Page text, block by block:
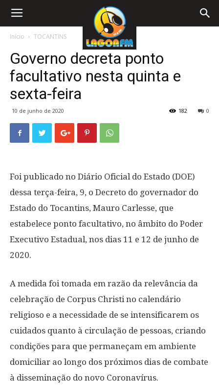
Início TOCANTINS
Governo decreta ponto
facultativo nesta quinta e
sexta-feira
10 de junho de 2020 0
182
Foi publicado no Diário Oficial do Estado (DOE)
dessa terça-feira, 9, o Decreto do governador do
Estado do Tocantins, Mauro Carlesse, que
estabelece ponto facultativo, no âmbito do Poder
Executivo Estadual, nos dias 11 e 12 de junho de
2020.
A medida foi tomada em razão da relevância da
celebração de Corpus Christi no calendário
religioso e a necessidade de se intensificarem os
cuidados quanto à circulação de pessoas, criando
condições para que permaneçam em ambiente
domiciliar ao longo dos próximos dias de combate
à disseminação do novo Coronavírus.